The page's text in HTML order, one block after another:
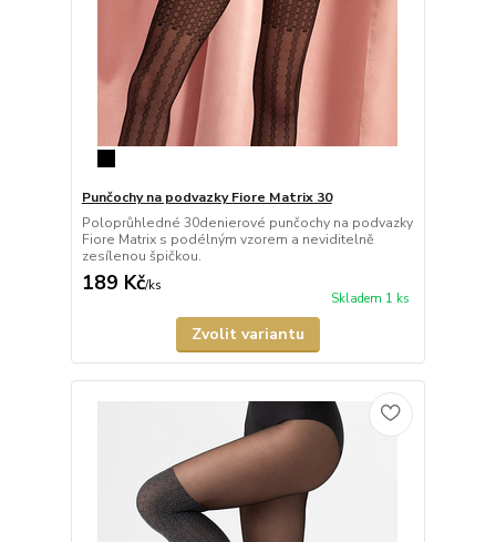
Punčochy na podvazky Fiore Matrix 30
Poloprůhledné 30denierové punčochy na podvazky
Fiore Matrix s podélným vzorem a neviditelně
zesílenou špičkou.
189 Kč/ks
Skladem 1 ks
Zvolit variantu